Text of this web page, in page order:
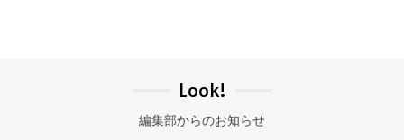
Look!
編集部からのお知らせ